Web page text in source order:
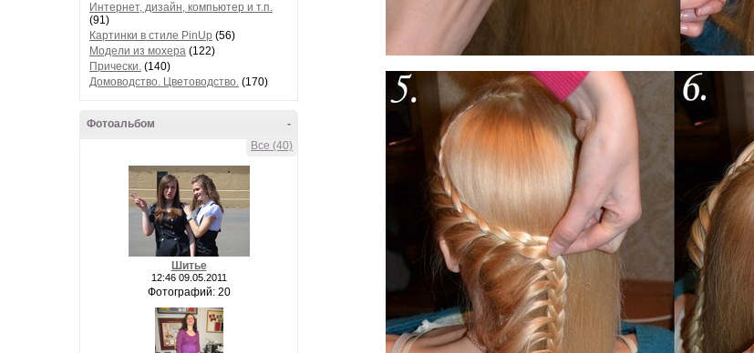
Интернет, дизайн, компьютер и т.п.
(91)
Картинки в стиле PinUp (56)
Модели из мохера (122)
Прически. (140)
Домоводство. Цветоводство. (170)
-
Фотоальбом
Все (40)
Шитье
12:46 09.05.2011
Фотографий: 20